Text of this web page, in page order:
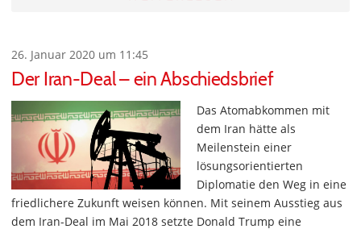
26. Januar 2020 um 11:45
Der Iran-Deal – ein Abschiedsbrief
Das Atomabkommen mit
dem Iran hätte als
Meilenstein einer
lösungsorientierten
Diplomatie den Weg in eine
friedlichere Zukunft weisen können. Mit seinem Ausstieg aus
dem Iran-Deal im Mai 2018 setzte Donald Trump eine